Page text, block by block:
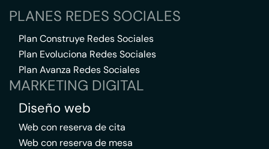
PLANES REDES SOCIALES
Plan Construye Redes Sociales
Plan Evoluciona Redes Sociales
Plan Avanza Redes Sociales
MARKETING DIGITAL
Diseño web
Web con reserva de cita
Web con reserva de mesa